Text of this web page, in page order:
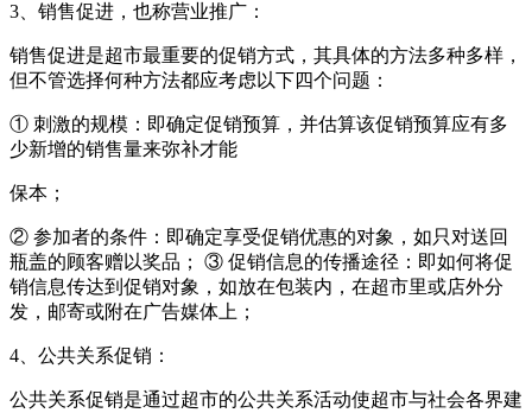
3、销售促进，也称营业推广：
销售促进是超市最重要的促销方式，其具体的方法多种多样，
但不管选择何种方法都应考虑以下四个问题：
① 刺激的规模：即确定促销预算，并估算该促销预算应有多
少新增的销售量来弥补才能
保本；
② 参加者的条件：即确定享受促销优惠的对象，如只对送回
瓶盖的顾客赠以奖品； ③ 促销信息的传播途径：即如何将促
销信息传达到促销对象，如放在包装内，在超市里或店外分
发，邮寄或附在广告媒体上；
4、公共关系促销：
公共关系促销是通过超市的公共关系活动使超市与社会各界建